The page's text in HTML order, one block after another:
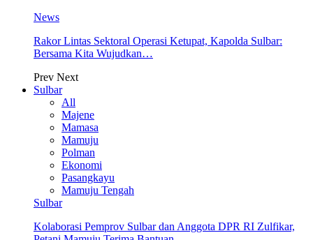
News
Rakor Lintas Sektoral Operasi Ketupat, Kapolda Sulbar:
Bersama Kita Wujudkan…
Prev Next
Sulbar
All
Majene
Mamasa
Mamuju
Polman
Ekonomi
Pasangkayu
Mamuju Tengah
Sulbar
Kolaborasi Pemprov Sulbar dan Anggota DPR RI Zulfikar,